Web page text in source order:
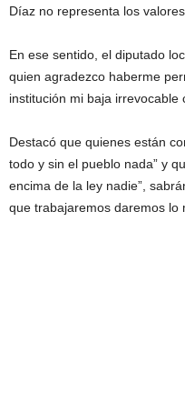
Díaz no representa los
En ese sentido, el diputado
quien agradezco haberme
institución mi baja irrevocable
Destacó que quienes están
todo y sin el pueblo nada” y
encima de la ley nadie”,
que trabajaremos daremos lo